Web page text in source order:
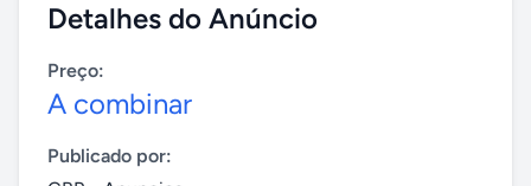
Detalhes do Anúncio
Preço:
A combinar
Publicado por: